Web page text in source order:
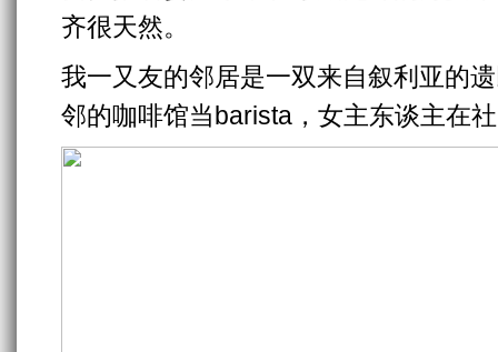
齐很天然。
我一又友的邻居是一双来自叙利亚的
邻的咖啡馆当barista，女主东谈主在